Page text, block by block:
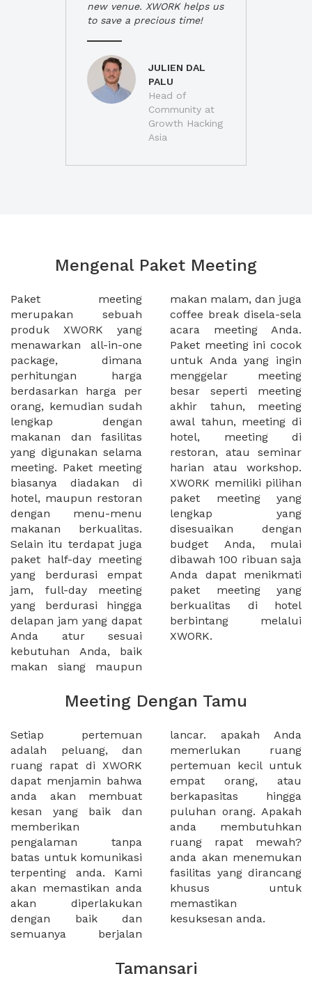
new venue. XWORK helps us
to save a precious time!
JULIEN DAL
PALU
Head of
Community at
Growth Hacking
Asia
Mengenal Paket Meeting
Paket meeting
merupakan sebuah
produk XWORK yang
menawarkan all-in-one
package, dimana
perhitungan harga
berdasarkan harga per
orang, kemudian sudah
lengkap dengan
makanan dan fasilitas
yang digunakan selama
meeting. Paket meeting
biasanya diadakan di
hotel, maupun restoran
dengan menu-menu
makanan berkualitas.
Selain itu terdapat juga
paket half-day meeting
yang berdurasi empat
jam, full-day meeting
yang berdurasi hingga
delapan jam yang dapat
Anda atur sesuai
kebutuhan Anda, baik
makan siang maupun
makan malam, dan juga
coffee break disela-sela
acara meeting Anda.
Paket meeting ini cocok
untuk Anda yang ingin
menggelar meeting
besar seperti meeting
akhir tahun, meeting
awal tahun, meeting di
hotel, meeting di
restoran, atau seminar
harian atau workshop.
XWORK memiliki pilihan
paket meeting yang
lengkap yang
disesuaikan dengan
budget Anda, mulai
dibawah 100 ribuan saja
Anda dapat menikmati
paket meeting yang
berkualitas di hotel
berbintang melalui
XWORK.
Meeting Dengan Tamu
Setiap pertemuan
adalah peluang, dan
ruang rapat di XWORK
dapat menjamin bahwa
anda akan membuat
kesan yang baik dan
memberikan
pengalaman tanpa
batas untuk komunikasi
terpenting anda. Kami
akan memastikan anda
akan diperlakukan
dengan baik dan
semuanya berjalan
lancar. apakah Anda
memerlukan ruang
pertemuan kecil untuk
empat orang, atau
berkapasitas hingga
puluhan orang. Apakah
anda membutuhkan
ruang rapat mewah?
anda akan menemukan
fasilitas yang dirancang
khusus untuk
memastikan
kesuksesan anda.
Tamansari